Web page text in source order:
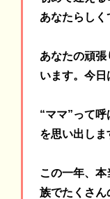
あなたらしく
あなたの頑張
います。今日
“ママ”って
を思い出しま
この一年、
族でたくさん